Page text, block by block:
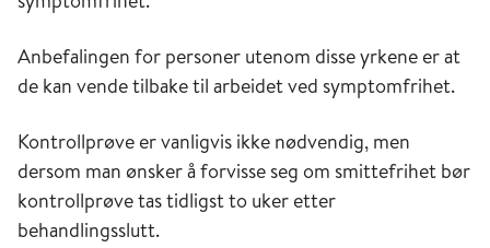
Anbefalingen for personer utenom disse yrkene er at
de kan vende tilbake til arbeidet ved symptomfrihet.
Kontrollprøve er vanligvis ikke nødvendig, men
dersom man ønsker å forvisse seg om smittefrihet bør
kontrollprøve tas tidligst to uker etter
behandlingsslutt.